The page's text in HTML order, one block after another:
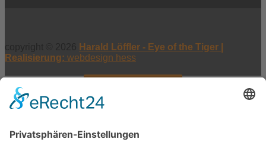
Harald Löffler - Eye of the Tiger |
Realisierung: webdesign hess